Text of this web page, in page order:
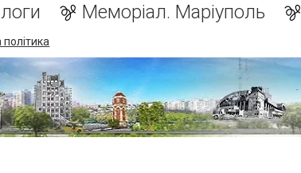
Меморіал. Маріуполь